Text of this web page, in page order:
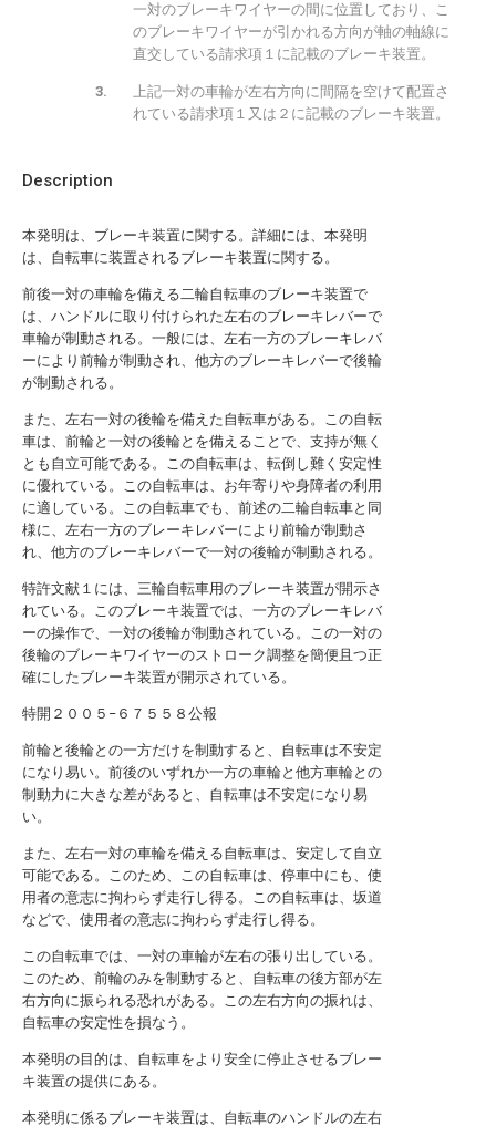
Description
本発明は、ブレーキ装置に関する。詳細には、本発明
は、自転車に装置されるブレーキ装置に関する。
前後一対の車輪を備える二輪自転車のブレーキ装置で
は、ハンドルに取り付けられた左右のブレーキレバーで
車輪が制動される。一般には、左右一方のブレーキレバ
ーにより前輪が制動され、他方のブレーキレバーで後輪
が制動される。
また、左右一対の後輪を備えた自転車がある。この自転
車は、前輪と一対の後輪とを備えることで、支持が無く
とも自立可能である。この自転車は、転倒し難く安定性
に優れている。この自転車は、お年寄りや身障者の利用
に適している。この自転車でも、前述の二輪自転車と同
様に、左右一方のブレーキレバーにより前輪が制動さ
れ、他方のブレーキレバーで一対の後輪が制動される。
特許文献１には、三輪自転車用のブレーキ装置が開示さ
れている。このブレーキ装置では、一方のブレーキレバ
ーの操作で、一対の後輪が制動されている。この一対の
後輪のブレーキワイヤーのストローク調整を簡便且つ正
確にしたブレーキ装置が開示されている。
特開２００５−６７５５８公報
前輪と後輪との一方だけを制動すると、自転車は不安定
になり易い。前後のいずれか一方の車輪と他方車輪との
制動力に大きな差があると、自転車は不安定になり易
い。
また、左右一対の車輪を備える自転車は、安定して自立
可能である。このため、この自転車は、停車中にも、使
用者の意志に拘わらず走行し得る。この自転車は、坂道
などで、使用者の意志に拘わらず走行し得る。
この自転車では、一対の車輪が左右の張り出している。
このため、前輪のみを制動すると、自転車の後方部が左
右方向に振られる恐れがある。この左右方向の振れは、
自転車の安定性を損なう。
本発明の目的は、自転車をより安全に停止させるブレー
キ装置の提供にある。
本発明に係るブレーキ装置は、自転車のハンドルの左右
一対のブレーキワイヤーの間に位置しており、こ
のブレーキワイヤーが引かれる方向が軸の軸線に
直交している請求項１に記載のブレーキ装置。
上記一対の車輪が左右方向に間隔を空けて配置さ
れている請求項１又は２に記載のブレーキ装置。